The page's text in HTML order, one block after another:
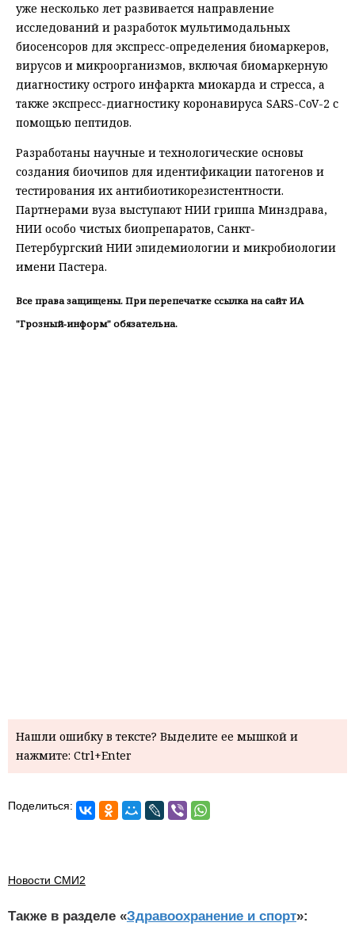
уже несколько лет развивается направление
исследований и разработок мультимодальных
биосенсоров для экспресс-определения биомаркеров,
вирусов и микроорганизмов, включая биомаркерную
диагностику острого инфаркта миокарда и стресса, а
также экспресс-диагностику коронавируса SARS-CoV-2 с
помощью пептидов.
Разработаны научные и технологические основы
создания биочипов для идентификации патогенов и
тестирования их антибиотикорезистентности.
Партнерами вуза выступают НИИ гриппа Минздрава,
НИИ особо чистых биопрепаратов, Санкт-
Петербургский НИИ эпидемиологии и микробиологии
имени Пастера.
Все права защищены. При перепечатке ссылка на сайт ИА
"Грозный-информ" обязательна.
Нашли ошибку в тексте? Выделите ее мышкой и
нажмите: Ctrl+Enter
Поделиться:
Новости СМИ2
Также в разделе «Здравоохранение и спорт»: